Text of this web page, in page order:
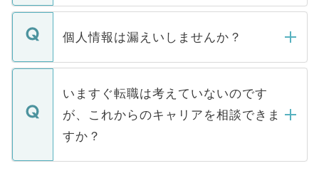
ません。
■応募殺到を避けるため 人気のある医療機
関を公にしてしまうと、応募が殺到する場
に、医療機関が求める条件に合った人材の
みを人材紹介会社に依頼するケースが増え
ています。
転職・入職を強要することは一切ありませ
ん。また、仮に応募先から内定をいただい
定を承諾する必要はありません。内定先へ
の辞退の連絡はキャリアパートナーが行い
個人情報は漏えいしませんか？
個人情報が漏えいすることはありませんの
で、ご安心ください。当サイトからの登録
などで収集したご登録者様の個人情報は、
ご本人のキャリアアップおよび転職活動の
支援を目的に使用いたします。お預かりし
ているすべての個人データはご本人の許可
いますぐ転職は考えていないのです
が、これからのキャリアを相談できま
すか？